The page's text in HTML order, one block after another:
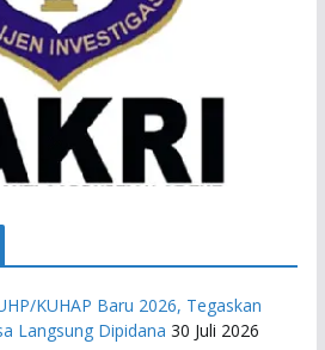
KUHAP Baru 2026, Tegaskan
Langsung Dipidana 30 Juli 2026